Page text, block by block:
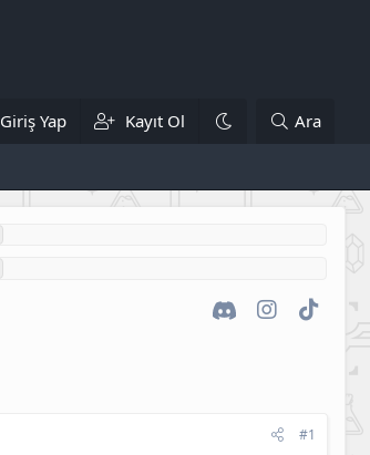
Giriş Yap Kayıt Ol Ara
DiscordInstagram
TikTok
#1